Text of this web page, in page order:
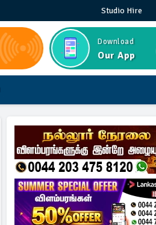
Studio Hire
Download
Our App